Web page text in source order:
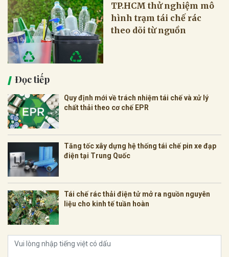
TP.HCM thử nghiệm mô
hình trạm tái chế rác
theo dõi từ nguồn
Đọc tiếp
Quy định mới về trách nhiệm tái chế và xử lý
chất thải theo cơ chế EPR
Tăng tốc xây dựng hệ thống tái chế pin xe đạp
điện tại Trung Quốc
Tái chế rác thải điện tử mở ra nguồn nguyên
liệu cho kinh tế tuần hoàn